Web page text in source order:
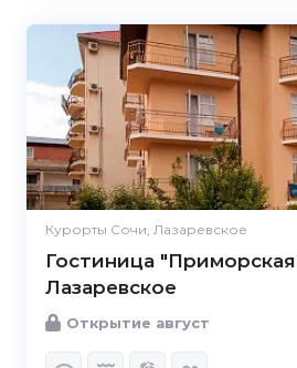
Курорты Сочи, Лазаревское
Гостиница
Лазаревское
Открытие август